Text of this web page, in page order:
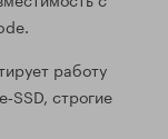
работу
строгие